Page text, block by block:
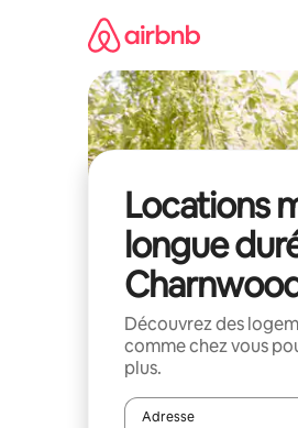
Locations
longue
Découvrez des
comme chez vous
plus.
Adresse